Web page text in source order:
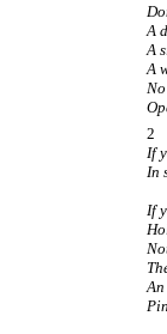
A
A
A
2
If
In
If